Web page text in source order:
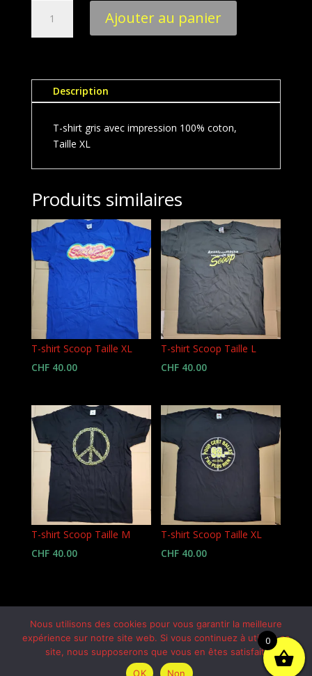
T-
Taille
XL
Ajouter au panier
Description
T-shirt gris avec impression 100% coton,
Taille XL
Produits similaires
T-shirt Scoop Taille XL
CHF40.00
T-shirt Scoop Taille L
CHF 40.00
T-shirt Scoop Taille M
CHF40.00
T-shirt Scoop Taille XL
CHF 40.00
0
Nous utilisons des cookies pour vous garantir la meilleure
expérience sur notre site web. Si vous continuez à utiliser ce
site, nous supposerons que vous en êtes satisfait.
OK
Non